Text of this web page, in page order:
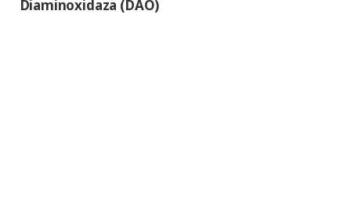
Diaminoxidaza (DAO)